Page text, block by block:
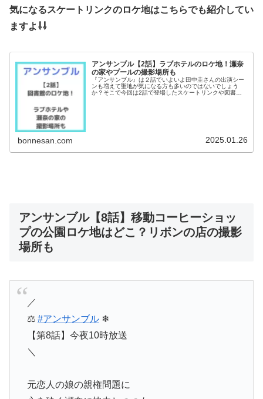
気になるスケートリンクのロケ地はこちらでも紹介してい
ますよ⇩⇩
アンサンブル【2話】ラブホテルのロケ地！瀬奈
の家やプールの撮影場所も
『アンサンブル』は２話でいよいよ田中圭さんの出演シー
ンも増えて聖地が気になる方も多いのではないでしょう
か？そこで今回は2話で登場したスケートリンクや図書
bonnesan.com 2025.01.26
アンサンブル【8話】移動コーヒーショッ
プの公園ロケ地はどこ？リボンの店の撮影
場所も
／
⚖ #アンサンブル❄
【第8話】今夜10時放送
＼
元恋人の娘の親権問題に